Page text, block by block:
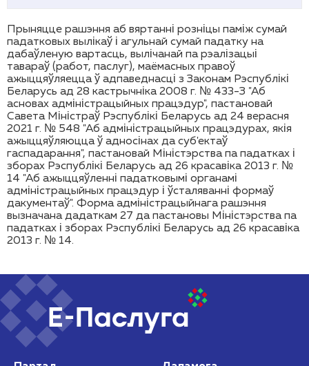
Прыняцце рашэння аб вяртанні розніцы паміж сумай
падатковых вылікаў і агульнай сумай падатку на
дабаўленую вартасць, вылічанай па рэалізацыі
тавараў (работ, паслуг), маёмасных правоў
ажыццяўляецца ў адпаведнасці з Законам Рэспублікі
Беларусь ад 28 кастрычніка 2008 г. № 433-З "Аб
асновах адміністрацыйных працэдур", пастановай
Савета Міністраў Рэспублікі Беларусь ад 24 верасня
2021 г. № 548 "Аб адміністрацыйных працэдурах, якія
ажыццяўляюцца ў адносінах да суб'ектаў
гаспадарання", пастановай Міністэрства па падатках і
зборах Рэспублікі Беларусь ад 26 красавіка 2013 г. №
14 "Аб ажыццяўленні падатковымі органамі
адміністрацыйных працэдур і ўсталяванні формаў
дакументаў". Форма адміністрацыйнага рашэння
вызначана дадаткам 27 да пастановы Міністэрства па
падатках і зборах Рэспублікі Беларусь ад 26 красавіка
2013 г. № 14.